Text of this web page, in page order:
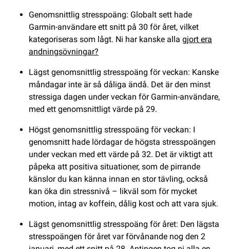
Genomsnittlig stresspoäng: Globalt sett hade
Garmin-användare ett snitt på 30 för året, vilket
kategoriseras som lågt. Ni har kanske alla gjort era
andningsövningar?
Lägst genomsnittlig stresspoäng för veckan: Kanske
måndagar inte är så dåliga ändå. Det är den minst
stressiga dagen under veckan för Garmin-användare,
med ett genomsnittligt värde på 29.
Högst genomsnittlig stresspoäng för veckan: I
genomsnitt hade lördagar de högsta stresspoängen
under veckan med ett värde på 32. Det är viktigt att
påpeka att positiva situationer, som de pirrande
känslor du kan känna innan en stor tävling, också
kan öka din stressnivå – likväl som för mycket
motion, intag av koffein, dålig kost och att vara sjuk.
Lägst genomsnittlig stresspoäng för året: Den lägsta
stresspoängen för året var förvånande nog den 2